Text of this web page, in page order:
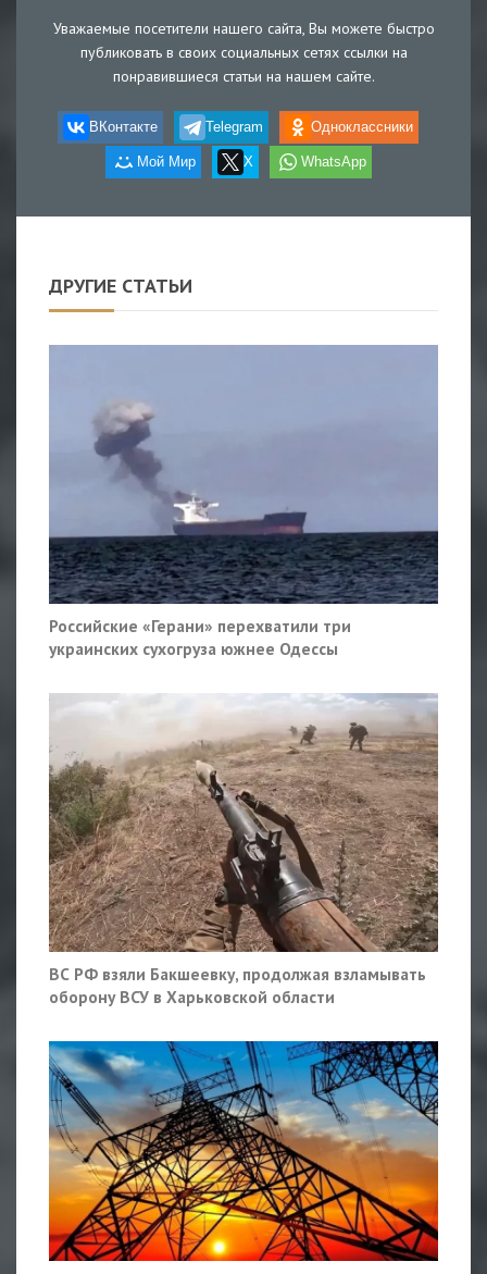
Уважаемые посетители нашего сайта, Вы можете быстро
публиковать в своих социальных сетях ссылки на
понравившиеся статьи на нашем сайте.
ВКонтакте Telegram Одноклассники
Мой Мир X WhatsApp
ДРУГИЕ СТАТЬИ
Российские «Герани» перехватили три
украинских сухогруза южнее Одессы
ВС РФ взяли Бакшеевку, продолжая взламывать
оборону ВСУ в Харьковской области